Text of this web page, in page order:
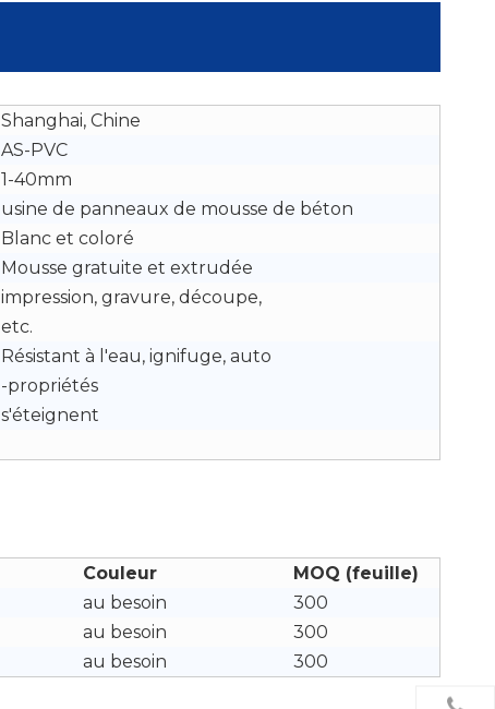
Shanghai, Chine
AS-PVC
1-40mm
usine de panneaux de mousse de béton
Blanc et coloré
Mousse gratuite et extrudée
impression, gravure, découpe,
etc.
Résistant à l'eau, ignifuge, auto
-propriétés
s'éteignent
Couleur
MOQ (feuille)
au besoin
300
au besoin
300
au besoin 300